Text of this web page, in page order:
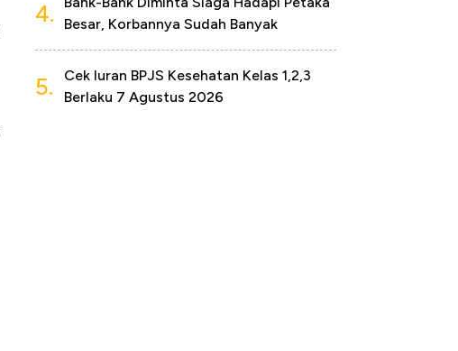
4.
Besar, Korbannya Sudah Banyak
5.
Cek Iuran BPJS Kesehatan Kelas 1,2,3
Berlaku 7 Agustus 2026